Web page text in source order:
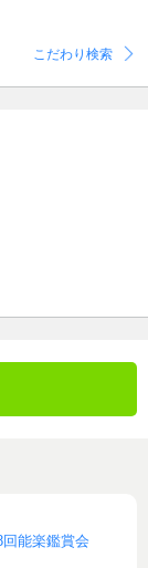
こだわり検索
回能楽鑑賞会